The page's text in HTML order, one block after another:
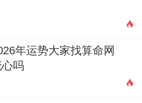
护其安全与健康，并注重
意识。
点
木交战，谋事开端易有竞
年运势大家找算命网
吗